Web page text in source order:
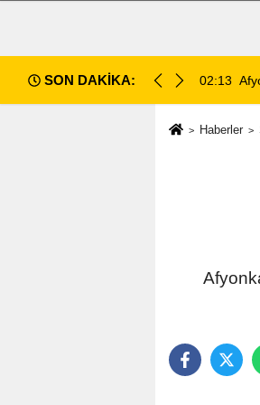
SON DAKİKA:
2 ölü, 2 yaralı 02:13
Haberler